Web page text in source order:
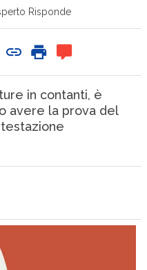
Risponde
in contanti, è
avere la prova del